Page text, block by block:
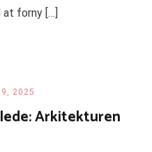
at forny […]
2025
Arkitekturen